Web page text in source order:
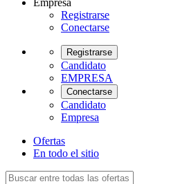
Empresa
Registrarse
Conectarse
Registrarse
Candidato
EMPRESA
Conectarse
Candidato
Empresa
Ofertas
En todo el sitio